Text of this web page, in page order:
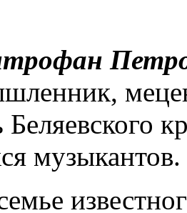
Беляевского
музыкантов.